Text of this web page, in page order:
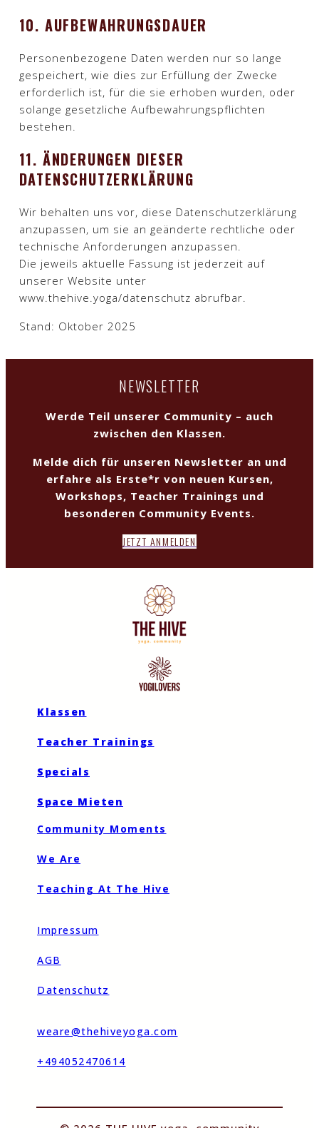
10. AUFBEWAHRUNGSDAUER
Personenbezogene Daten werden nur so lange
gespeichert, wie dies zur Erfüllung der Zwecke
erforderlich ist, für die sie erhoben wurden, oder
solange gesetzliche Aufbewahrungspflichten
bestehen.​
11. ÄNDERUNGEN DIESER
DATENSCHUTZERKLÄRUNG
Wir behalten uns vor, diese Datenschutzerklärung
anzupassen, um sie an geänderte rechtliche oder
technische Anforderungen anzupassen.
Die jeweils aktuelle Fassung ist jederzeit auf
unserer Website unter
www.thehive.yoga/datenschutz abrufbar.​
Stand: Oktober 2025
NEWSLETTER
Werde Teil unserer Community – auch
zwischen den Klassen.
Melde dich für unseren Newsletter an und
erfahre als Erste*r von neuen Kursen,
Workshops, Teacher Trainings und
besonderen Community Events.
JETZT ANMELDEN
Klassen
Teacher Trainings
Specials
Space Mieten
Community Moments
We Are
Teaching At The Hive
Impressum
AGB
Datenschutz
weare@thehiveyoga.com
+494052470614